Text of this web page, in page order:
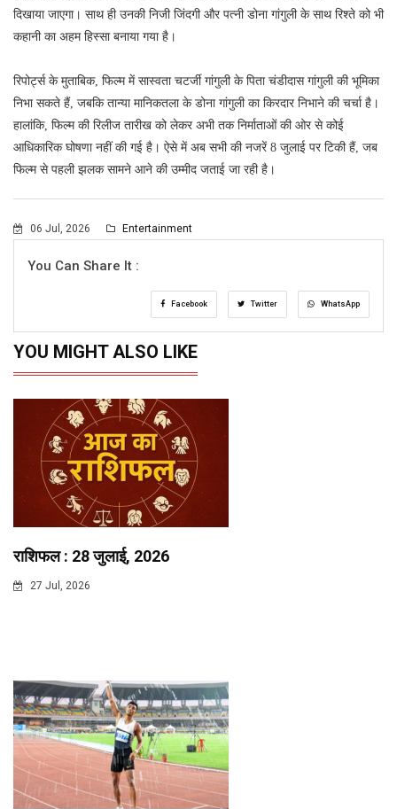
दिखाया जाएगा। साथ ही उनकी निजी जिंदगी और पत्नी डोना गांगुली के साथ रिश्ते को भी
कहानी का अहम हिस्सा बनाया गया है।
रिपोर्ट्स के मुताबिक, फिल्म में सास्वता चटर्जी गांगुली के पिता चंडीदास गांगुली की भूमिका
निभा सकते हैं, जबकि तान्या मानिकतला के डोना गांगुली का किरदार निभाने की चर्चा है।
हालांकि, फिल्म की रिलीज तारीख को लेकर अभी तक निर्माताओं की ओर से कोई
आधिकारिक घोषणा नहीं की गई है। ऐसे में अब सभी की नजरें 8 जुलाई पर टिकी हैं, जब
फिल्म से पहली झलक सामने आने की उम्मीद जताई जा रही है।
06 Jul, 2026 Entertainment
You Can Share It :
Facebook Twitter WhatsApp
YOU MIGHT ALSO LIKE
राशिफल : 28 जुलाई, 2026
27 Jul, 2026